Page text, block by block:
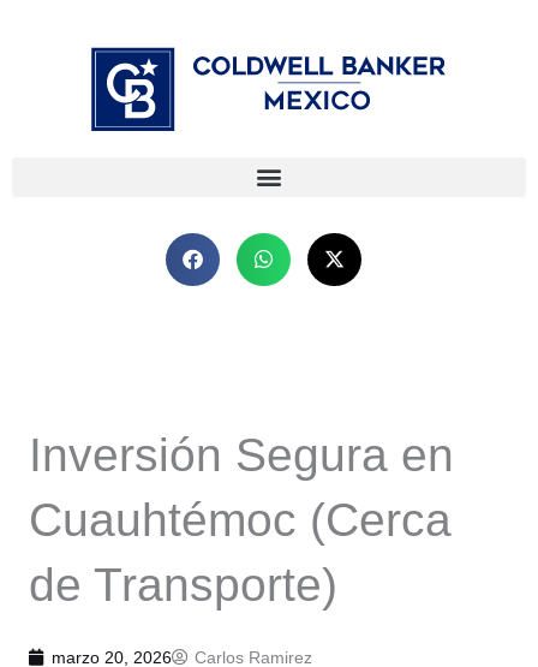
Inversión Segura en
Cuauhtémoc (Cerca
de Transporte)
marzo 20, 2026 Carlos Ramirez